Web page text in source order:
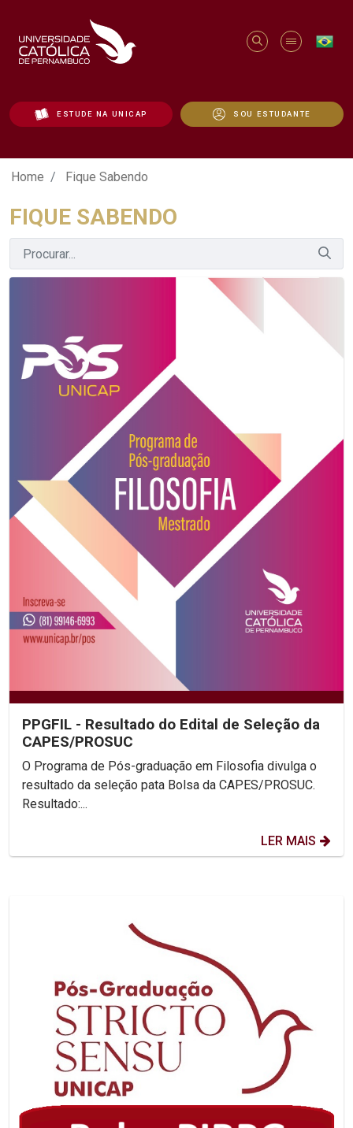
ESTUDE NA UNICAP SOU ESTUDANTE
Fique Sabendo - Unicap
Home Fique Sabendo
FIQUE SABENDO
PPGFIL - Resultado do Edital de Seleção da
CAPES/PROSUC
O Programa de Pós-graduação em Filosofia divulga o
resultado da seleção pata Bolsa da CAPES/PROSUC.
Resultado:...
LER MAIS